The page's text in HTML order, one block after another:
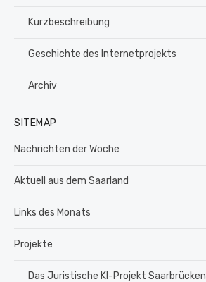
Kurzbeschreibung
Geschichte des Internetprojekts
Archiv
SITEMAP
Nachrichten der Woche
Aktuell aus dem Saarland
Links des Monats
Projekte
Das Juristische KI-Projekt Saarbrücken